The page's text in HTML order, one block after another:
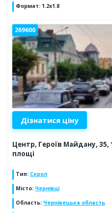
Формат: 1.2х1.8
269600
Дізнатися ціну
Центр, Героїв Майдану, 35,
площі
Тип: Скрол
Місто: Чернівці
Область: Чернівецька область